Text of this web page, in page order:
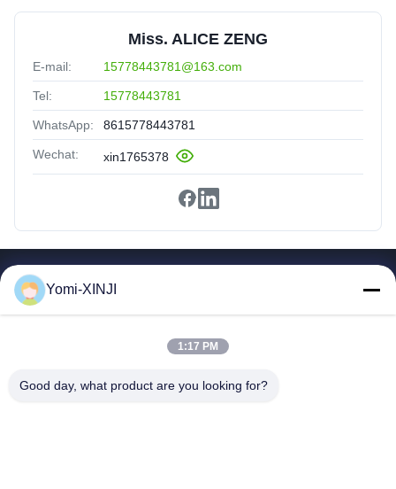
Miss. ALICE ZENG
E-mail: 15778443781@163.com
Tel: 15778443781
WhatsApp: 8615778443781
Wechat: xin1765378
Thuis
Over Ons
Rondleiding Door De Fabriek
Yomi-XINJI
1:17 PM
Good day, what product are you looking for?